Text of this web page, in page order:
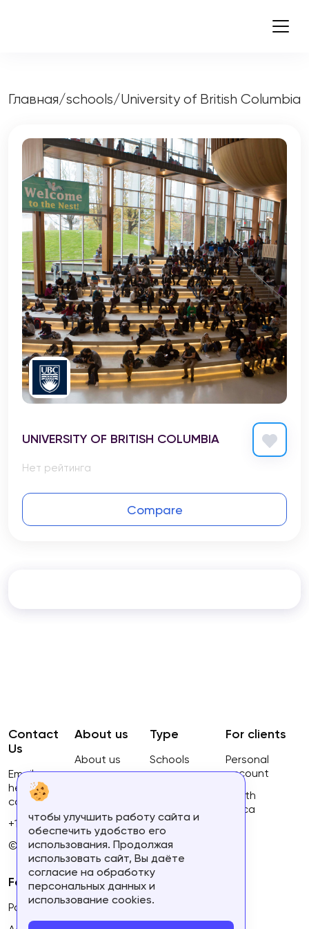
Главная/schools/University of British Columbia
UNIVERSITY OF BRITISH COLUMBIA
Нет рейтинга
Compare
About us
About us
Terms of
use
Type
Schools
For clients
Personal
account
South
Africa
For partners
Partner's personal account
Contact
Us
Email:
hello@ca-
courses.com
+16134168460
© 2023.
чтобы улучшить работу сайта и
обеспечить удобство его
использования. Продолжая
использовать сайт, Вы даёте
согласие на обработку
персональных данных и
использование cookies.